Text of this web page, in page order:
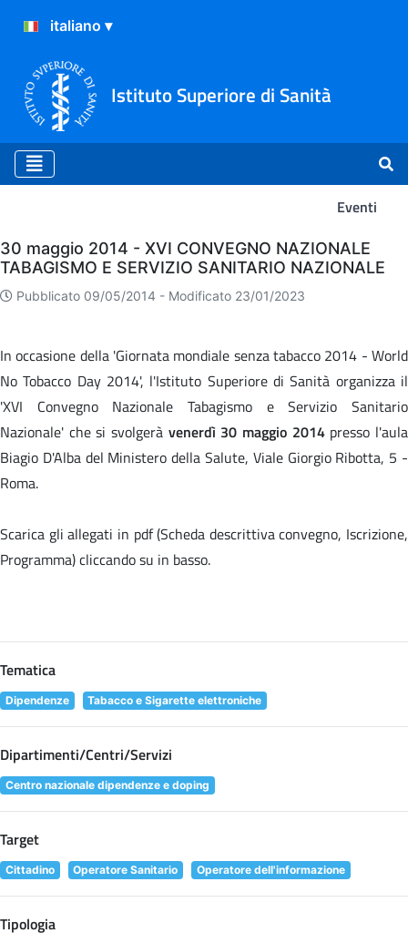
Istituto Superiore di Sanità
Eventi
Eventi
30 maggio 2014 - XVI CONVEGNO NAZIONALE
TABAGISMO E SERVIZIO SANITARIO NAZIONALE
Pubblicato 09/05/2014 - Modificato 23/01/2023
In occasione della 'Giornata mondiale senza tabacco 2014 - World
No Tobacco Day 2014', l'Istituto Superiore di Sanità organizza il
'XVI Convegno Nazionale Tabagismo e Servizio Sanitario
Nazionale' che si svolgerà venerdì 30 maggio 2014presso l'aula
Biagio D'Alba del Ministero della Salute, Viale Giorgio Ribotta, 5 -
Roma.
Scarica gli allegati in pdf (Scheda descrittiva convegno, Iscrizione,
Programma) cliccando su in basso.
Tematica
Dipendenze Tabacco e Sigarette elettroniche
Dipartimenti/Centri/Servizi
Centro nazionale dipendenze e doping
Target
Cittadino Operatore Sanitario Operatore dell'informazione
Tipologia